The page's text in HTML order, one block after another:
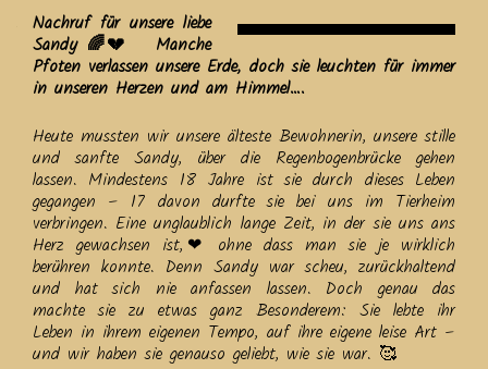
Nachruf für unsere liebe
Sandy 🌈💔 Manche
Pfoten verlassen unsere Erde, doch sie leuchten für immer
in unseren Herzen und am Himmel….
Heute mussten wir unsere älteste Bewohnerin, unsere stille
und sanfte Sandy, über die Regenbogenbrücke gehen
lassen. Mindestens 18 Jahre ist sie durch dieses Leben
gegangen – 17 davon durfte sie bei uns im Tierheim
verbringen. Eine unglaublich lange Zeit, in der sie uns ans
Herz gewachsen ist,❤ ohne dass man sie je wirklich
berühren konnte. Denn Sandy war scheu, zurückhaltend
und hat sich nie anfassen lassen. Doch genau das
machte sie zu etwas ganz Besonderem: Sie lebte ihr
Leben in ihrem eigenen Tempo, auf ihre eigene leise Art –
und wir haben sie genauso geliebt, wie sie war. 🥰